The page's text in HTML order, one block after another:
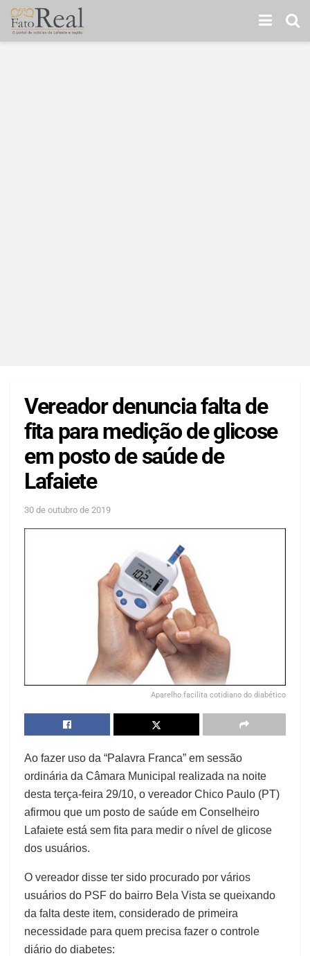
Vereador denuncia falta de
fita para medição de glicose
em posto de saúde de
Lafaiete
30 de outubro de 2019
Aparelho facilita cotidiano do diabético
Ao fazer uso da “Palavra Franca” em sessão
ordinária da Câmara Municipal realizada na noite
desta terça-feira 29/10, o vereador Chico Paulo (PT)
afirmou que um posto de saúde em Conselheiro
Lafaiete está sem fita para medir o nível de glicose
dos usuários.
O vereador disse ter sido procurado por vários
usuários do PSF do bairro Bela Vista se queixando
da falta deste item, considerado de primeira
necessidade para quem precisa fazer o controle
diário do diabetes: